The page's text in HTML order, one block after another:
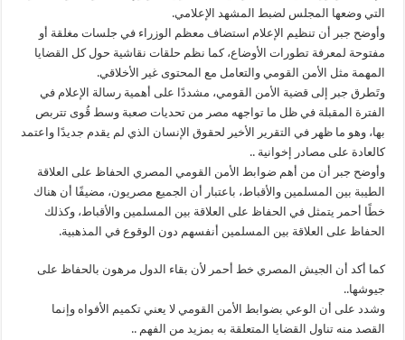
التي وضعها المجلس لضبط المشهد الإعلامي.
وأوضح جبر أن تنظيم الإعلام استضاف معظم الوزراء في جلسات مغلقة أو
مفتوحة لمعرفة تطورات الأوضاع، كما نظم حلقات نقاشية حول كل القضايا
المهمة مثل الأمن القومي والتعامل مع المحتوى غير الأخلاقي.
وتَطرق جبر إلى قضية الأمن القومي، مشددًا على أهمية رسالة الإعلام في
الفترة المقبلة في ظل ما تواجهه مصر من تحديات صعبة وسط قُوى تتربص
بها، وهو ما ظهر في التقرير الأخير لحقوق الإنسان الذي لم يقدم جديدًا واعتمد
كالعادة على مصادر إخوانية ..
وأوضح جبر أن من أهم ضوابط الأمن القومي المصري الحفاظ على العلاقة
الطيبة بين المسلمين والأقباط، باعتبار أن الجميع مصريون، مضيفًا أن هناك
خطًا أحمر يتمثل في الحفاظ على العلاقة بين المسلمين والأقباط، وكذلك
الحفاظ على العلاقة بين المسلمين أنفسهم دون الوقوع في المذهبية.
كما أكد أن الجيش المصري خط أحمر لأن بقاء الدول مرهون بالحفاظ على
جيوشها..
وشدد على أن الوعي بضوابط الأمن القومي لا يعني تكميم الأفواه وإنما
القصد منه تناول القضايا المتعلقة به بمزيد من الفهم ..